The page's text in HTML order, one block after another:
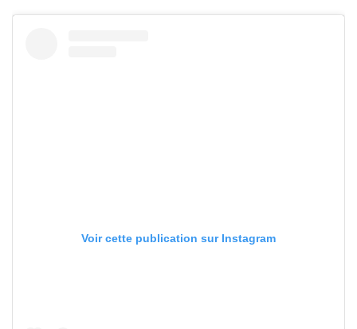
Voir cette publication sur Instagram